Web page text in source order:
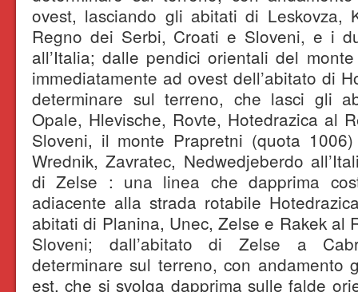
ovest, lasciando gli abitati di Leskovza,
Regno dei Serbi, Croati e Sloveni, e i
all’Italia; dalle pendici orientali del
immediatamente ad ovest dell’abitato di
determinare sul terreno, che lasci gli
Opale, Hlevische, Rovte, Hotedrazica al
Sloveni, il monte Prapretni (quota
Wrednik, Zavratec, Nedwedjeberdo
di Zelse : una linea che dapprima
adiacente alla strada rotabile
abitati di Planina, Unec, Zelse e Rakek al
Sloveni; dall’abitato di Zelse a
determinare sul terreno, con andamento
est, che si svolga dapprima sulle falde